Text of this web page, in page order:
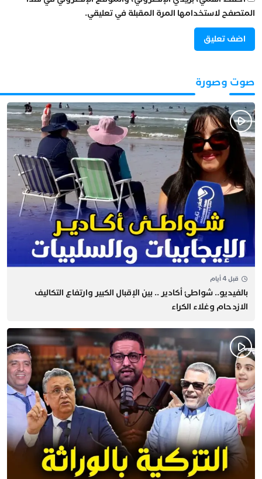
المتصفح لاستخدامها المرة المقبلة في تعليقي.
صوت وصورة
قبل 4 أيام
بالفيديو.. شواطئ أكادير .. بين الإقبال الكبير وارتفاع التكاليف
الازدحام وغلاء الكراء